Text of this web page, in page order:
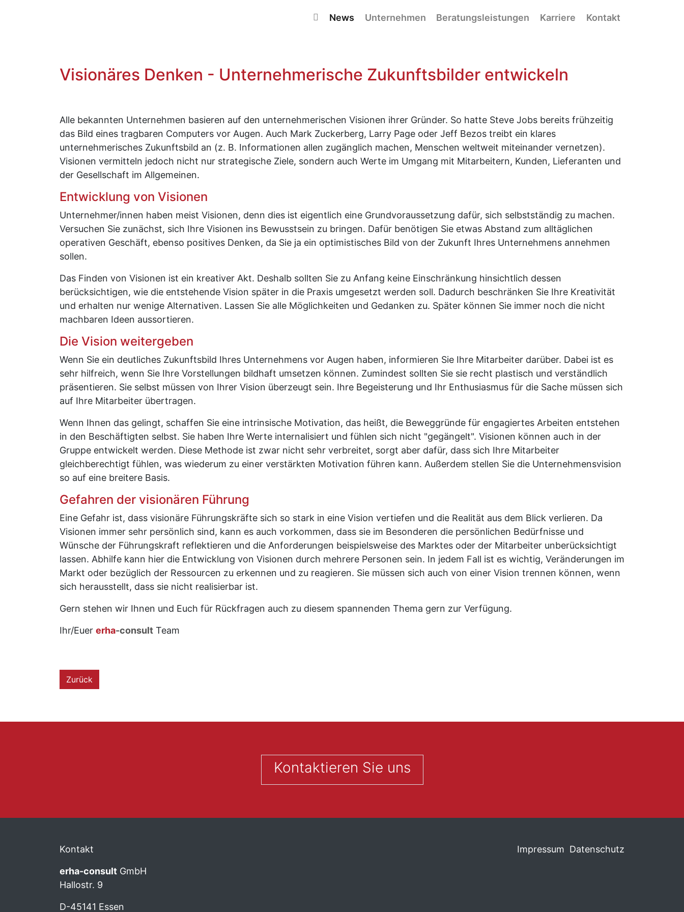
News
Unternehmen Beratungsleistungen Karriere Kontakt
Visionäres Denken - Unternehmerische Zukunftsbilder entwickeln
Alle bekannten Unternehmen basieren auf den unternehmerischen Visionen ihrer Gründer. So hatte Steve Jobs bereits frühzeitig
das Bild eines tragbaren Computers vor Augen. Auch Mark Zuckerberg, Larry Page oder Jeff Bezos treibt ein klares
unternehmerisches Zukunftsbild an (z. B. Informationen allen zugänglich machen, Menschen weltweit miteinander vernetzen).
Visionen vermitteln jedoch nicht nur strategische Ziele, sondern auch Werte im Umgang mit Mitarbeitern, Kunden, Lieferanten und
der Gesellschaft im Allgemeinen.
Entwicklung von Visionen
Unternehmer/innen haben meist Visionen, denn dies ist eigentlich eine Grundvoraussetzung dafür, sich selbstständig zu machen.
Versuchen Sie zunächst, sich Ihre Visionen ins Bewusstsein zu bringen. Dafür benötigen Sie etwas Abstand zum alltäglichen
operativen Geschäft, ebenso positives Denken, da Sie ja ein optimistisches Bild von der Zukunft Ihres Unternehmens annehmen
sollen.
Das Finden von Visionen ist ein kreativer Akt. Deshalb sollten Sie zu Anfang keine Einschränkung hinsichtlich dessen
berücksichtigen, wie die entstehende Vision später in die Praxis umgesetzt werden soll. Dadurch beschränken Sie Ihre Kreativität
und erhalten nur wenige Alternativen. Lassen Sie alle Möglichkeiten und Gedanken zu. Später können Sie immer noch die nicht
machbaren Ideen aussortieren.
Die Vision weitergeben
Wenn Sie ein deutliches Zukunftsbild Ihres Unternehmens vor Augen haben, informieren Sie Ihre Mitarbeiter darüber. Dabei ist es
sehr hilfreich, wenn Sie Ihre Vorstellungen bildhaft umsetzen können. Zumindest sollten Sie sie recht plastisch und verständlich
präsentieren. Sie selbst müssen von Ihrer Vision überzeugt sein. Ihre Begeisterung und Ihr Enthusiasmus für die Sache müssen sich
auf Ihre Mitarbeiter übertragen.
Wenn Ihnen das gelingt, schaffen Sie eine intrinsische Motivation, das heißt, die Beweggründe für engagiertes Arbeiten entstehen
in den Beschäftigten selbst. Sie haben Ihre Werte internalisiert und fühlen sich nicht "gegängelt". Visionen können auch in der
Gruppe entwickelt werden. Diese Methode ist zwar nicht sehr verbreitet, sorgt aber dafür, dass sich Ihre Mitarbeiter
gleichberechtigt fühlen, was wiederum zu einer verstärkten Motivation führen kann. Außerdem stellen Sie die Unternehmensvision
so auf eine breitere Basis.
Gefahren der visionären Führung
Eine Gefahr ist, dass visionäre Führungskräfte sich so stark in eine Vision vertiefen und die Realität aus dem Blick verlieren. Da
Visionen immer sehr persönlich sind, kann es auch vorkommen, dass sie im Besonderen die persönlichen Bedürfnisse und
Wünsche der Führungskraft reflektieren und die Anforderungen beispielsweise des Marktes oder der Mitarbeiter unberücksichtigt
lassen. Abhilfe kann hier die Entwicklung von Visionen durch mehrere Personen sein. In jedem Fall ist es wichtig, Veränderungen im
Markt oder bezüglich der Ressourcen zu erkennen und zu reagieren. Sie müssen sich auch von einer Vision trennen können, wenn
sich herausstellt, dass sie nicht realisierbar ist.
Gern stehen wir Ihnen und Euch für Rückfragen auch zu diesem spannenden Thema gern zur Verfügung.
Ihr/Euer erha-consult Team
Zurück
Kontaktieren Sie uns
Kontakt
erha-consult GmbH
Hallostr. 9
D-45141 Essen
Impressum Datenschutz